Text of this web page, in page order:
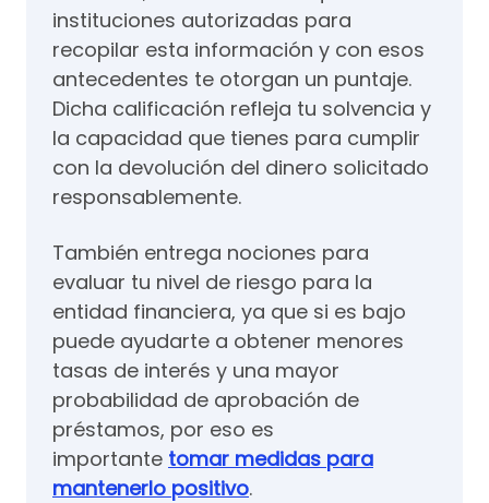
instituciones autorizadas para
recopilar esta información y con esos
antecedentes te otorgan un puntaje.
Dicha calificación refleja tu solvencia y
la capacidad que tienes para cumplir
con la devolución del dinero solicitado
responsablemente.
También entrega nociones para
evaluar tu nivel de riesgo para la
entidad financiera, ya que si es bajo
puede ayudarte a obtener menores
tasas de interés y una mayor
probabilidad de aprobación de
préstamos, por eso es
importante tomar medidas para
mantenerlo positivo.